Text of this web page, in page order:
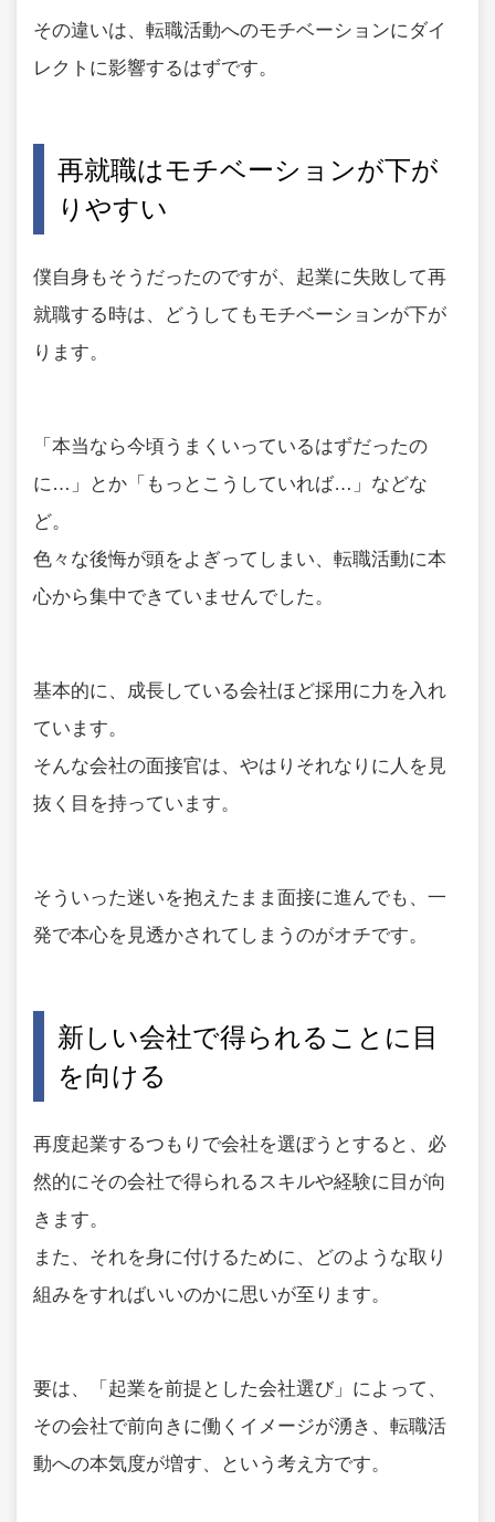
その違いは、転職活動へのモチベーションにダイ
レクトに影響するはずです。
再就職はモチベーションが下が
りやすい
僕自身もそうだったのですが、起業に失敗して再
就職する時は、どうしてもモチベーションが下が
ります。
「本当なら今頃うまくいっているはずだったの
に…」とか「もっとこうしていれば…」などな
ど。
色々な後悔が頭をよぎってしまい、転職活動に本
心から集中できていませんでした。
基本的に、成長している会社ほど採用に力を入れ
ています。
そんな会社の面接官は、やはりそれなりに人を見
抜く目を持っています。
そういった迷いを抱えたまま面接に進んでも、一
発で本心を見透かされてしまうのがオチです。
新しい会社で得られることに目
を向ける
再度起業するつもりで会社を選ぼうとすると、必
然的にその会社で得られるスキルや経験に目が向
きます。
また、それを身に付けるために、どのような取り
組みをすればいいのかに思いが至ります。
要は、「起業を前提とした会社選び」によって、
その会社で前向きに働くイメージが湧き、転職活
動への本気度が増す、という考え方です。